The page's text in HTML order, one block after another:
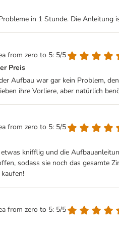
in 1 Stunde. Die
from zero to 5: 5/5
Preis
Aufbau war gar kein Problem,
ihre Vorliere, aber natürlich
from zero to 5: 5/5
knifflig und die
sodass sie noch das gesamte
from zero to 5: 5/5